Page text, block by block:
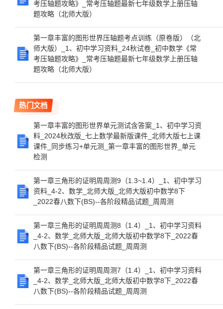
考压轴题攻略》_常考压轴题最新七年级数学上册压轴
题攻略（北师大版）
第一章丰富的图形世界压轴题考点训练（原卷版）（北
师大版）_1、初中学习资料_24秋试卷_初中数学《常
考压轴题攻略》_常考压轴题最新七年级数学上册压轴
题攻略（北师大版）
热门文档
第一章丰富的图形世界单元测试含答案_1、初中学习资
料_2024秋改版_七上数学最新版课件_北师大版七上课
课件_同步练习+单元测_第一章丰富的图形世界_单元
检测
第一章三角形的证明周周测9（1.3~1.4）_1、初中学习
资料_4-2、数学_北师大版_北师大版初中数学8下
_2022春八数下(BS)--各阶段精品试题_周周测
第一章三角形的证明周周测8（1.4）_1、初中学习资料
_4-2、数学_北师大版_北师大版初中数学8下_2022春
八数下(BS)--各阶段精品试题_周周测
第一章三角形的证明周周测7（1.4）_1、初中学习资料
_4-2、数学_北师大版_北师大版初中数学8下_2022春
八数下(BS)--各阶段精品试题_周周测